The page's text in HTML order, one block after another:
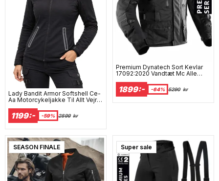
Lady Bandit Armor Softshell Ce-
Aa Motorcykeljakke Til Allt Vejr
1199:- -59% 2899 kr
Premium Dynatech Sort Kevlar
17092:2020 Vandtæt Mc Alle
1899:- -64% 5290 kr
SEASON FINALE Super sale